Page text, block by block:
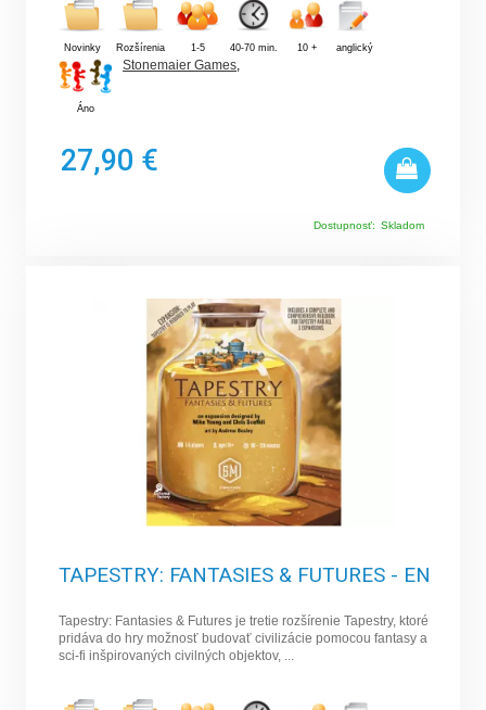
Novinky Rozšírenia 1-5 40-70 min. 10 + anglický
Áno
Stonemaier Games,
27,90 €
Dostupnosť: Skladom
TAPESTRY: FANTASIES & FUTURES - EN
Tapestry: Fantasies & Futures je tretie rozšírenie Tapestry, ktoré
pridáva do hry možnosť budovať civilizácie pomocou fantasy a
sci-fi inšpirovaných civilných objektov, ...